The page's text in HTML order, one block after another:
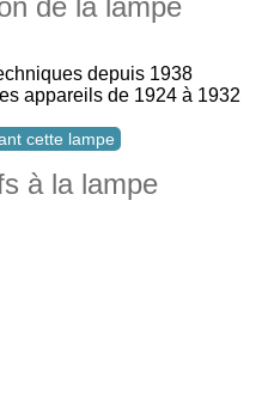
de la lampe
depuis 1938
appareils de 1924 à 1932
cette lampe
à la lampe